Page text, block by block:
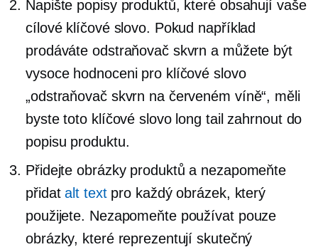
Napište popisy produktů, které obsahují vaše
cílové klíčové slovo. Pokud například
prodáváte odstraňovač skvrn a můžete být
vysoce hodnoceni pro klíčové slovo
„odstraňovač skvrn na červeném víně“, měli
byste toto klíčové slovo long tail zahrnout do
popisu produktu.
Přidejte obrázky produktů a nezapomeňte
přidatalt textpro každý obrázek, který
použijete. Nezapomeňte používat pouze
obrázky, které reprezentují skutečný